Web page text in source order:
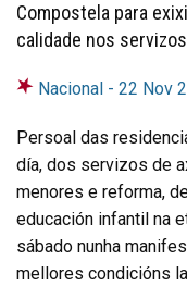
Compostela para
calidade nos
Nacional - 22 Nov
Persoal das
día, dos servizos de
menores e reforma,
educación infantil na
sábado nunha
mellores condicións